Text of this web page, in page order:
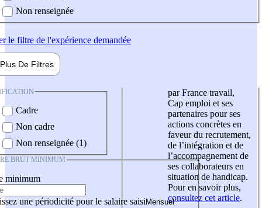
Non renseignée
le filtre de l'expérience demandée
Plus De Filtres
Cadre
Non cadre
Non renseignée (1)
BRUT MINIMUM
minimum
une périodicité pour le salaire saisi
par France travail,
Cap emploi et ses
partenaires pour ses
actions concrètes en
faveur du recrutement,
de l’intégration et de
l’accompagnement de
ses collaborateurs en
situation de handicap.
Pour en savoir plus,
consultez cet article.